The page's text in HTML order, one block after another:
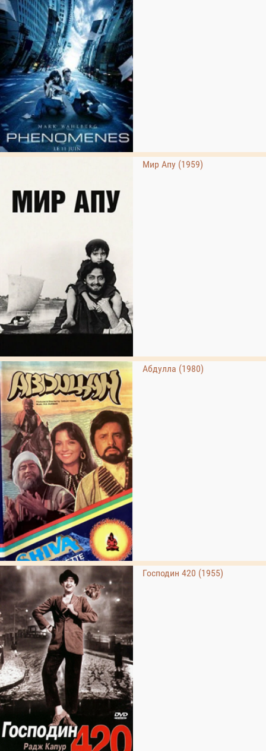
Мир Апу (1959)
Абдулла (1980)
Господин 420 (1955)